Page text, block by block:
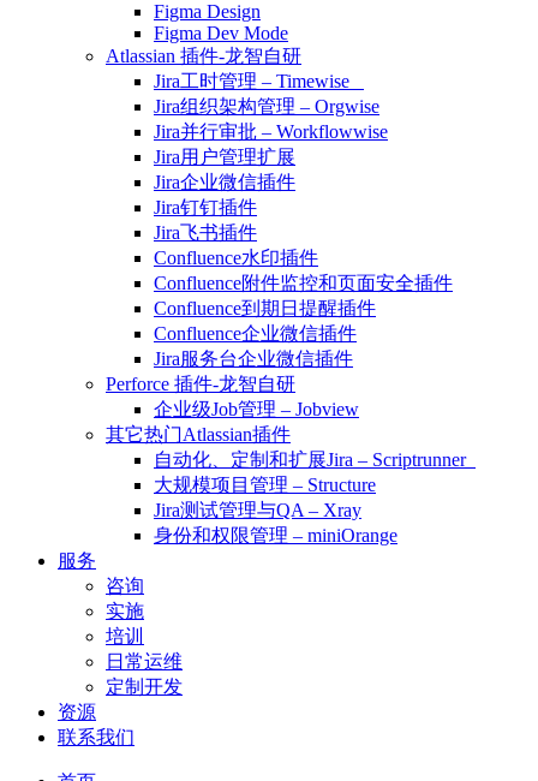
Figma Design
Figma Dev Mode
Atlassian 插件-龙智自研
Jira工时管理 – Timewise
Jira组织架构管理 – Orgwise
Jira并行审批 – Workflowwise
Jira用户管理扩展
Jira企业微信插件
Jira钉钉插件
Jira飞书插件
Confluence水印插件
Confluence附件监控和页面安全插件
Confluence到期日提醒插件
Confluence企业微信插件
Jira服务台企业微信插件
Perforce 插件-龙智自研
企业级Job管理 – Jobview
其它热门Atlassian插件
自动化、定制和扩展Jira – Scriptrunner
大规模项目管理 – Structure
Jira测试管理与QA – Xray
身份和权限管理 – miniOrange
服务
咨询
实施
培训
日常运维
定制开发
资源
联系我们